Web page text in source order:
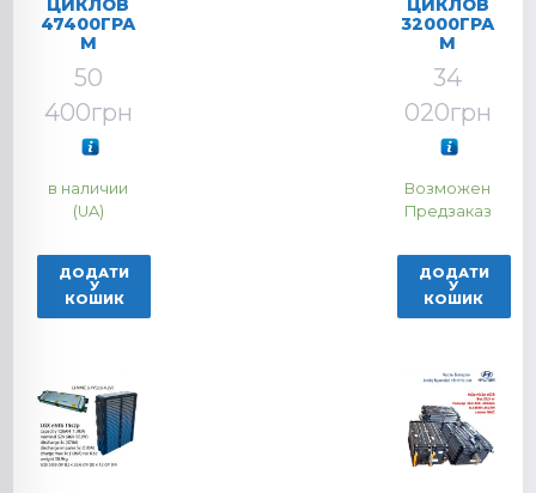
ЦИКЛОВ
47400ГРА
М
50
400грн
в наличии
(UA)
ДОДАТИ
У
КОШИК
ЦИКЛОВ
32000ГРА
М
34
020грн
Возможен
Предзаказ
ДОДАТИ
У
КОШИК